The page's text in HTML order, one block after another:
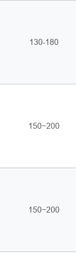
130-180
150~200
150~200